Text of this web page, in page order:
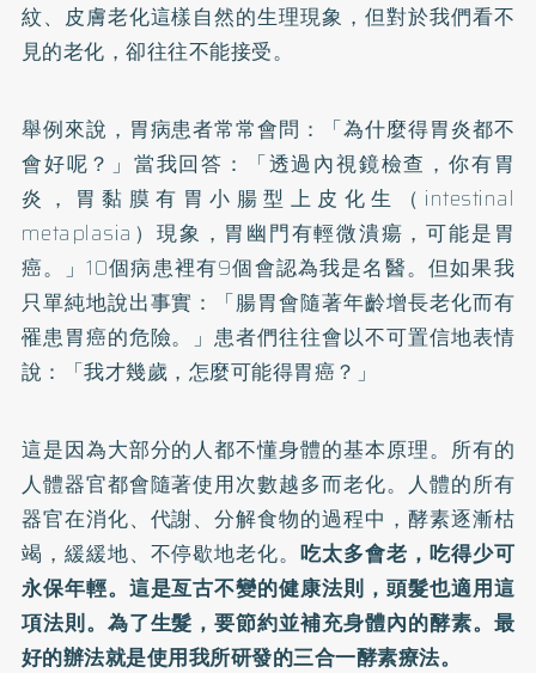
紋、皮膚老化這樣自然的生理現象，但對於我們看不
見的老化，卻往往不能接受。
舉例來說，胃病患者常常會問：「為什麼得胃炎都不
會好呢？」當我回答：「透過內視鏡檢查，你有胃
炎，胃黏膜有胃小腸型上皮化生（intestinal
metaplasia）現象，胃幽門有輕微潰瘍，可能是胃
癌。」10個病患裡有9個會認為我是名醫。但如果我
只單純地說出事實：「腸胃會隨著年齡增長老化而有
罹患胃癌的危險。」患者們往往會以不可置信地表情
說：「我才幾歲，怎麼可能得胃癌？」
這是因為大部分的人都不懂身體的基本原理。所有的
人體器官都會隨著使用次數越多而老化。人體的所有
器官在消化、代謝、分解食物的過程中，酵素逐漸枯
竭，緩緩地、不停歇地老化。吃太多會老，吃得少可
永保年輕。這是亙古不變的健康法則，頭髮也適用這
項法則。為了生髮，要節約並補充身體內的酵素。最
好的辦法就是使用我所研發的三合一酵素療法。